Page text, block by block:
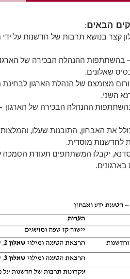
הבאים:
קצר בנושא תרבות של חדשנות על
בהשתתפות ההנהלה הבכירה של
שאלונים.
מצומצם של הנהלת הארגון לבחינת
השני.
ההנהלה הבכירה של הארגון
את האבחון, התובנות שעלו, והמלצות
לחדשנות מוסדית.
יקבלו המשתתפים תעודת הסמכה